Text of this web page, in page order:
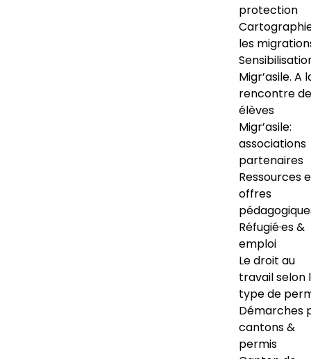
protection
les
Migr’asile. A
rencontre
élèves
Migr’asile:
associations
partenaires
Ressources
offres
Réfugié·es &
emploi
Le droit au
travail selon
type de
Démarches
cantons &
permis